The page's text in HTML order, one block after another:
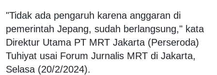
"Tidak ada pengaruh karena anggaran di
pemerintah Jepang, sudah berlangsung," kata
Direktur Utama PT MRT Jakarta (Perseroda)
Tuhiyat usai Forum Jurnalis MRT di Jakarta,
Selasa (20/2/2024).